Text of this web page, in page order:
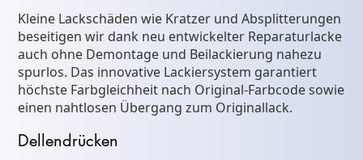
Kleine Lackschäden wie Kratzer und Absplitterungen
beseitigen wir dank neu entwickelter Reparaturlacke
auch ohne Demontage und Beilackierung nahezu
spurlos. Das innovative Lackiersystem garantiert
höchste Farbgleichheit nach Original-Farbcode sowie
einen nahtlosen Übergang zum Originallack.
Dellendrücken